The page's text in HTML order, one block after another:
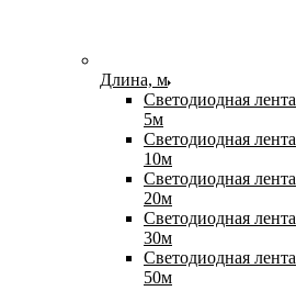
Длина, м
Светодиодная лента
5м
Светодиодная лента
10м
Светодиодная лента
20м
Светодиодная лента
30м
Светодиодная лента
50м